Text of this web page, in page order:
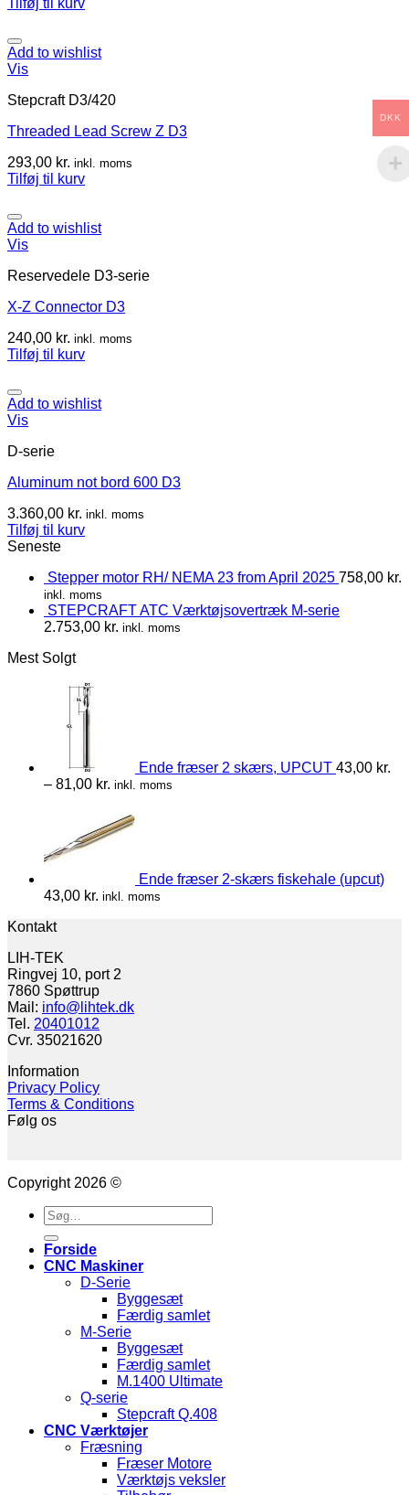
Tilføj til kurv
Add to wishlist
Vis
Stepcraft D3/420
Threaded Lead Screw Z D3
293,00 kr. inkl. moms
Tilføj til kurv
Add to wishlist
Vis
Reservedele D3-serie
X-Z Connector D3
240,00 kr. inkl. moms
Tilføj til kurv
Add to wishlist
Vis
D-serie
Aluminum not bord 600 D3
3.360,00 kr. inkl. moms
Tilføj til kurv
Seneste
Stepper motor RH/ NEMA 23 from April 2025 758,00 kr.
inkl. moms
STEPCRAFT ATC Værktøjsovertræk M-serie
2.753,00 kr. inkl. moms
Mest Solgt
Ende fræser 2 skærs, UPCUT 43,00 kr.
– 81,00 kr. inkl. moms
Ende fræser 2-skærs fiskehale (upcut)
43,00 kr. inkl. moms
Kontakt
LIH-TEK
Ringvej 10, port 2
7860 Spøttrup
Mail: info@lihtek.dk
Tel. 20401012
Cvr. 35021620
Information
Privacy Policy
Terms & Conditions
Følg os
Copyright 2026 ©
Søg
efter:
Forside
CNC Maskiner
D-Serie
Byggesæt
Færdig samlet
M-Serie
Byggesæt
Færdig samlet
M.1400 Ultimate
Q-serie
Stepcraft Q.408
CNC Værktøjer
Fræsning
Fræser Motore
Værktøjs veksler
DKK